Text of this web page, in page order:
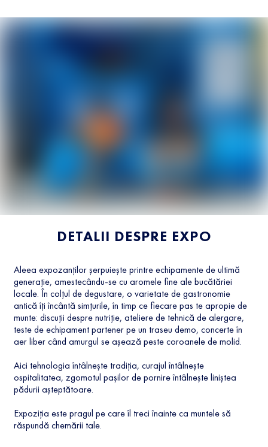
DETALII DESPRE EXPO
Aleea expozanților șerpuiește printre echipamente de ultimă
generație, amestecându-se cu aromele fine ale bucătăriei
locale. În colțul de degustare, o varietate de gastronomie
antică îți încântă simțurile, în timp ce fiecare pas te apropie de
munte: discuții despre nutriție, ateliere de tehnică de alergare,
teste de echipament partener pe un traseu demo, concerte în
aer liber când amurgul se așează peste coroanele de molid.
Aici tehnologia întâlnește tradiția, curajul întâlnește
ospitalitatea, zgomotul pașilor de pornire întâlnește liniștea
pădurii așteptătoare.
Expoziția este pragul pe care îl treci înainte ca muntele să
răspundă chemării tale.